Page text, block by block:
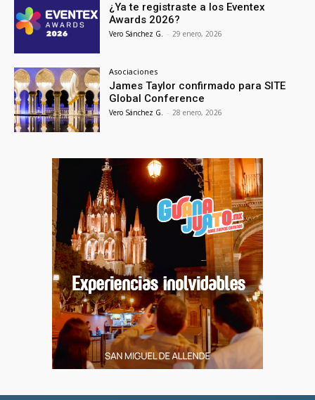
¿Ya te registraste a los Eventex
Awards 2026?
Vero Sánchez G. - 29 enero, 2026
Asociaciones
James Taylor confirmado para SITE
Global Conference
Vero Sánchez G. - 28 enero, 2026